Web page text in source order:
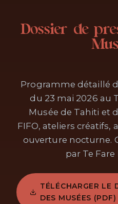
Dossier de
Programme détaillé
du 23 mai 2026 au
Musée de Tahiti et
FIFO, ateliers
ouverture nocturne.
par Te
TÉLÉCHARGER LE
DES MUSÉES (PDF)